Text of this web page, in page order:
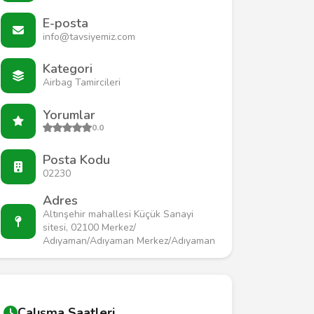
E-posta
info@tavsiyemiz.com
Kategori
Airbag Tamircileri
Yorumlar
0.0
Posta Kodu
02230
Adres
Altınşehir mahallesi Küçük Sanayi
sitesi, 02100 Merkez/
Adıyaman/Adıyaman Merkez/Adıyaman